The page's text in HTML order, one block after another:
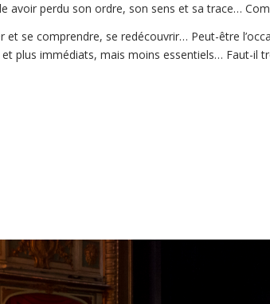
avoir perdu son ordre, son sens et sa trace…
se comprendre, se redécouvrir… Peut-être
plus immédiats, mais moins essentiels… Faut-il